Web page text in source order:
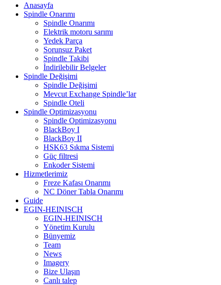
Anasayfa
Spindle Onarımı
Spindle Onarımı
Elektrik motoru sarımı
Yedek Parça
Sorunsuz Paket
Spindle Takibi
İndirilebilir Belgeler
Spindle Değişimi
Spindle Değişimi
Mevcut Exchange Spindle’lar
Spindle Oteli
Spindle Optimizasyonu
Spindle Optimizasyonu
BlackBoy I
BlackBoy II
HSK63 Sıkma Sistemi
Güç filtresi
Enkoder Sistemi
Hizmetlerimiz
Freze Kafası Onarımı
NC Döner Tabla Onarımı
Guide
EGIN-HEINISCH
EGIN-HEINISCH
Yönetim Kurulu
Bünyemiz
Team
News
Imagery
Bize Ulaşın
Canlı talep